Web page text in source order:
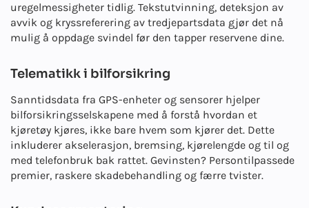
uregelmessigheter tidlig. Tekstutvinning, deteksjon av
avvik og kryssreferering av tredjepartsdata gjør det nå
mulig å oppdage svindel før den tapper reservene dine.
Telematikk i bilforsikring
Sanntidsdata fra GPS-enheter og sensorer hjelper
bilforsikringsselskapene med å forstå hvordan et
kjøretøy kjøres, ikke bare hvem som kjører det. Dette
inkluderer akselerasjon, bremsing, kjørelengde og til og
med telefonbruk bak rattet. Gevinsten? Persontilpassede
premier, raskere skadebehandling og færre tvister.